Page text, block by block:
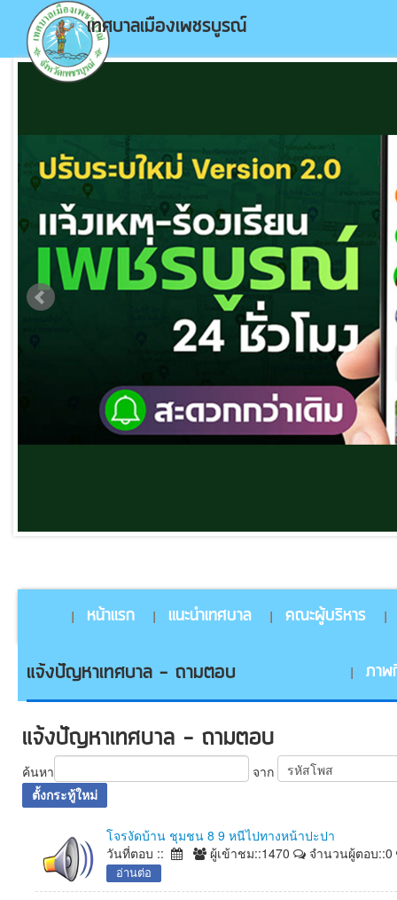
เทศบาลเมืองเพชรบูรณ์
หน้าแรก แนะนำเทศบาล คณะผู้บริหาร
ภาพ
แจ้งปัญหาเทศบาล - ถามตอบ
แจ้งปัญหาเทศบาล - ถามตอบ
ค้นหา จาก
โจรงัดบ้าน ชุมชน 8 9 หนีไปทางหน้าปะปา
วันที่ตอบ ::
ผู้เข้าชม::1470 จำนวนผู้ตอบ::0
อ่านต่อ